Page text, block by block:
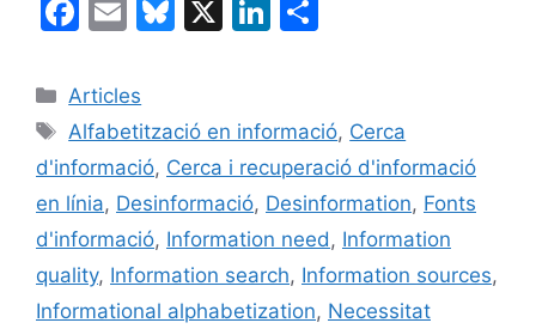
F
c
e
b
o
o
k
E
ai
l
Bl
s
k
y
X
Li
e
dI
n
p
ar
te
ix
Categories
Articles
Etiquetes
Alfabetització en informació, Cerca
d'informació, Cerca i recuperació d'informació
en línia, Desinformació, Desinformation, Fonts
d'informació, Information need, Information
quality, Information search, Information sources,
Informational alphabetization, Necessitat